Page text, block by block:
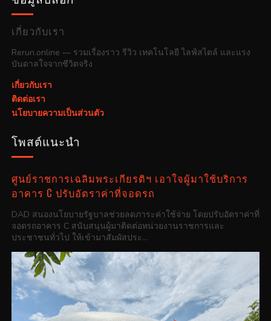
เกี่ยวกับเรา
Rerun.online — รวมเรื่องราว รีวิว เทคโนโลยี ไลฟ์สไตล์ และแรง
บันดาลใจจากชีวิตจริง
เกี่ยวกับเรา
ติดต่อเรา
นโยบายความเป็นส่วนตัว
โพสต์แนะนำ
ศูนย์ราชการเฉลิมพระเกียรติฯ เอาใจผู้มาใช้บริการ
อาคาร C ปรับอัตราค่าที่จอดรถ
DAD สนองนโยบายรัฐบาลช่วยลดภาระค่าใช้จ่าย โดยปรับอัตราค่าที่
จอดรถอาคาร C สนับสนุนผู้มาติดต่อหน่วยงานราชการและ
ประชาชนทั่วไป ให้เข้ามาสัมผัสประ...